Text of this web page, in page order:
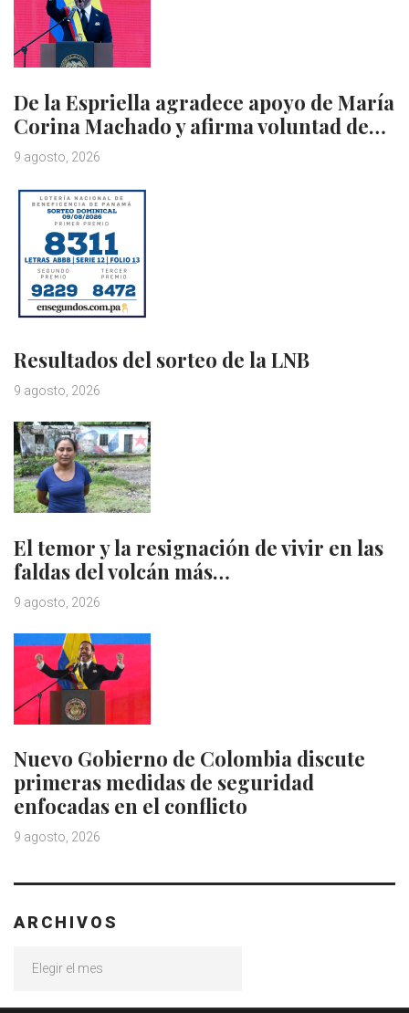
De la Espriella agradece apoyo de María
Corina Machado y afirma voluntad de…
9 agosto, 2026
Resultados del sorteo de la LNB
9 agosto, 2026
El temor y la resignación de vivir en las
faldas del volcán más…
9 agosto, 2026
Nuevo Gobierno de Colombia discute
primeras medidas de seguridad
enfocadas en el conflicto
9 agosto, 2026
ARCHIVOS